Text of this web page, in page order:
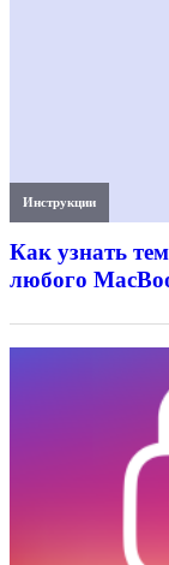
Инструкции
Как узнать
любого